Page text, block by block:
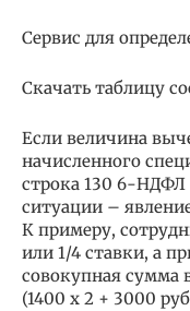
Сервис для
Скачать таблицу
Если величина
начисленного
строка 130 6-НДФЛ
ситуации –
К примеру,
или 1/4 ставки, а
совокупная сумма
(1400 х 2 + 3000